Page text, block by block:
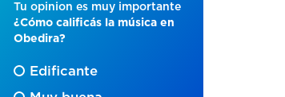
Tu opinion es muy importante
¿Cómo calificás la música en
Obedira?
Edificante